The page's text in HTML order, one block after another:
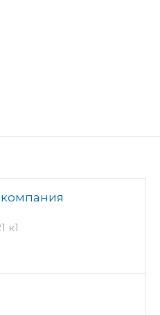
компания
к1